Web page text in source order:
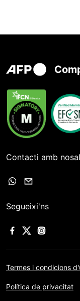
Contacti amb
Segueixi'ns
Termes i condicions
Política de privacitat